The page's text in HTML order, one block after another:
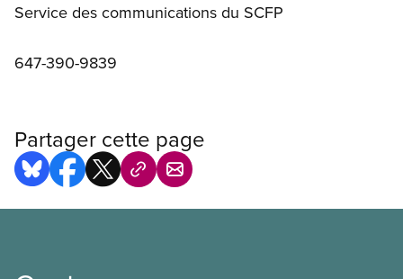
Service des communications du SCFP
647-390-9839
Partager cette page